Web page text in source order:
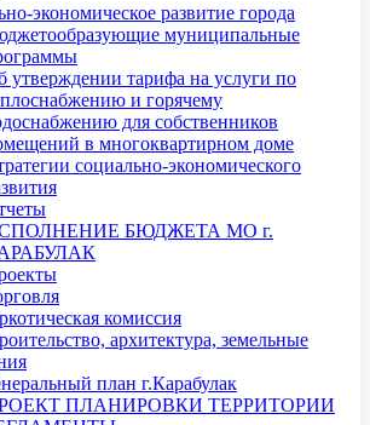
экономическое развитие города
муниципальные
утверждении тарифа на услуги по
и горячему
для собственников
в многоквартирном доме
социально-экономического
БЮДЖЕТА МО г.
комиссия
архитектура, земельные
план г.Карабулак
ПЛАНИРОВКИ ТЕРРИТОРИИ